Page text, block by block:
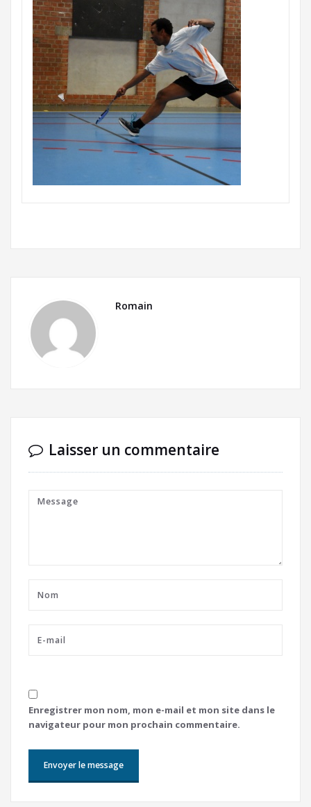
Romain
Laisser un commentaire
Enregistrer mon nom, mon e-mail et mon site dans le
navigateur pour mon prochain commentaire.